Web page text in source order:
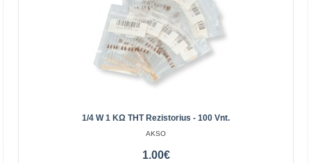
Magnetinis srieginis padas 105x150mm
105x150 mm magnetinis padas yra praktiškas
aksesuaras „pasidaryk pats“ entuziastams ir elektronikos
Prekių Pristatymas 4-7 D.d.
1/4 W 1 KΩ THT Rezistorius - 100 Vnt.
AKSO
1.00€